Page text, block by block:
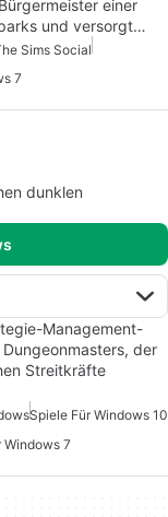
einer
und versorgt…
Sims Social
7
dunklen
Management-
der
Streitkräfte
Spiele Für Windows 10
Windows 7